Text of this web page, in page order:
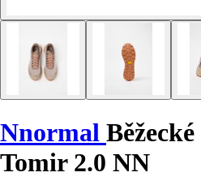
Nnormal
Tomir 2.0 NN